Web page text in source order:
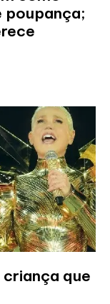
poupança;
criança que